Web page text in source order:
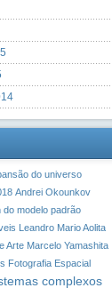
do universo
Andrei Okounkov
do modelo padrão
Leandro Mario Aolita
Arte Marcelo Yamashita
Fotografia Espacial
complexos